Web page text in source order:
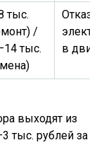
тыс.
/
тыс.
Отказ
в
выходят из
тыс. рублей за